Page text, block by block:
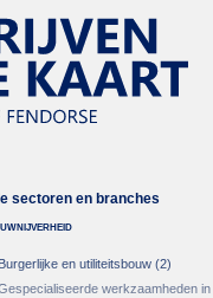
sectoren en branches
Burgerlijke en utiliteitsbouw (2)
werkzaamheden in